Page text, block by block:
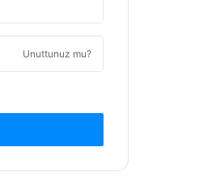
Unuttunuz mu?